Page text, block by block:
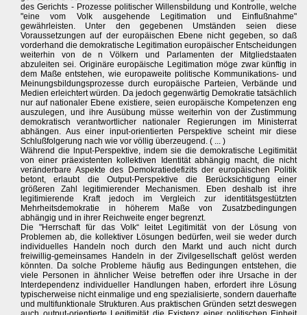
des Gerichts - Prozesse politischer Willensbildung und Kontrolle, welche
"eine vom Volk ausgehende Legitimation und Einflußnahme"
gewährleisten. Unter den gegebenen Umständen seien diese
Voraussetzungen auf der europäischen Ebene nicht gegeben, so daß
vorderhand die demokratische Legitimation europäischer Entscheidungen
weiterhin von de n Völkern und Parlamenten der Mitgliedstaaten
abzuleiten sei. Originäre europäische Legitimation möge zwar künftig in
dem Maße entstehen, wie europaweite politische Kommunikations- und
Meinungsbildungsprozesse durch europäische Parteien, Verbände und
Medien erleichtert würden. Da jedoch gegenwärtig Demokratie tatsächlich
nur auf nationaler Ebene existiere, seien europäische Kompetenzen eng
auszulegen, und ihre Ausübung müsse weiterhin von der Zustimmung
demokratisch verantwortlicher nationaler Regierungen im Ministerrat
abhängen. Aus einer input-orientierten Perspektive scheint mir diese
Schlußfolgerung nach wie vor völlig überzeugend. ( ... )
Während die lnput-Perspektive, indem sie die demokratische Legitimität
von einer präexistenten kollektiven Identität abhängig macht, die nicht
veränderbare Aspekte des Demokratiedefizits der europäischen Politik
betont, erlaubt die Output-Perspektive die Berücksichtigung einer
größeren Zahl legitimierender Mechanismen. Eben deshalb ist ihre
legitimierende Kraft jedoch im Vergleich zur identitätsgestützten
Mehrheitsdemokratie in höherem Maße von Zusatzbedingungen
abhängig und in ihrer Reichweite enger begrenzt.
Die "Herrschaft für das Volk“ leitet Legitimität von der Lösung von
Problemen ab, die kollektiver Lösungen bedürfen, weil sie weder durch
individuelles Handeln noch durch den Markt und auch nicht durch
freiwillig-gemeinsames Handeln in der Zivilgesellschaft gelöst werden
könnten. Da solche Probleme häufig aus Bedingungen entstehen, die
viele Personen in ähnlicher Weise betreffen oder ihre Ursache in der
Interdependenz individueller Handlungen haben, erfordert ihre Lösung
typischerweise nicht einmalige und eng spezialisierte, sondern dauerhafte
und multifunktionale Strukturen. Aus praktischen Gründen setzt deswegen